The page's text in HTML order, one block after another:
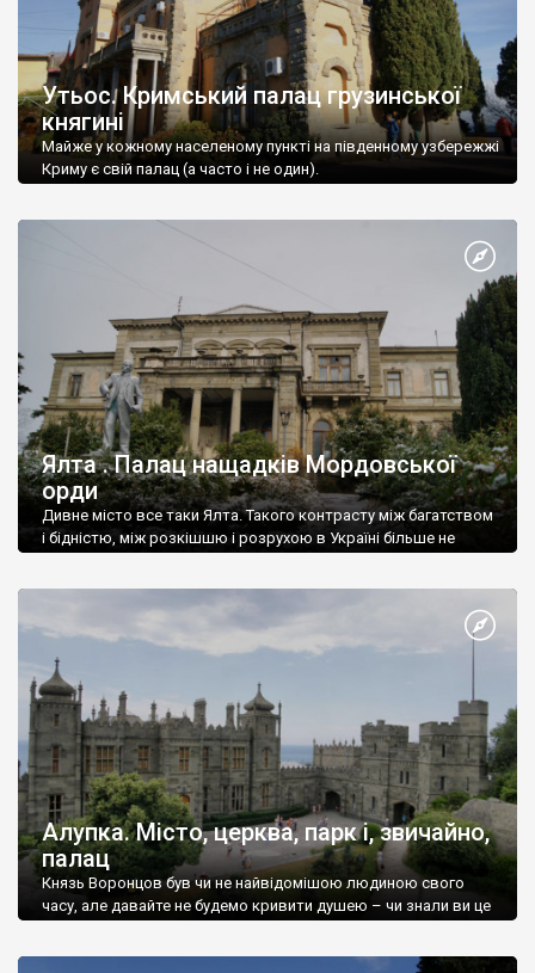
Утьос. Кримський палац грузинської
княгині
Майже у кожному населеному пункті на південному узбережжі
Криму є свій палац (а часто і не один).
Ялта . Палац нащадків Мордовської
орди
Дивне місто все таки Ялта. Такого контрасту між багатством
і бідністю, між розкішшю і розрухою в Україні більше не
Алупка. Місто, церква, парк і, звичайно,
палац
Князь Воронцов був чи не найвідомішою людиною свого
часу, але давайте не будемо кривити душею – чи знали ви це